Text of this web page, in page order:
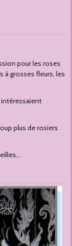
pour les roses
à grosses fleurs, les
intéressaient
plus de rosiers